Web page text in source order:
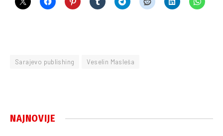
Sarajevo publishing Veselin Masleša
NAJNOVIJE